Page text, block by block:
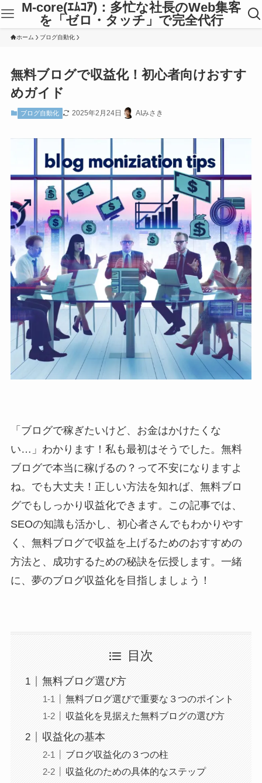
M-core(ｴﾑｺｱ)：多忙な社長のWeb集客
を「ゼロ・タッチ」で完全代行
ホーム ブログ自動化
無料ブログで収益化！初心者向けおすす
めガイド
ブログ自動化 2025年2月24日 AIみさき
「ブログで稼ぎたいけど、お金はかけたくな
い…」わかります！私も最初はそうでした。無料
ブログで本当に稼げるの？って不安になりますよ
ね。でも大丈夫！正しい方法を知れば、無料ブロ
グでもしっかり収益化できます。この記事では、
SEOの知識も活かし、初心者さんでもわかりやす
く、無料ブログで収益を上げるためのおすすめの
方法と、成功するための秘訣を伝授します。一緒
に、夢のブログ収益化を目指しましょう！
目次
無料ブログ選び方
無料ブログ選びで重要な３つのポイント
収益化を見据えた無料ブログの選び方
収益化の基本
ブログ収益化の３つの柱
収益化のための具体的なステップ